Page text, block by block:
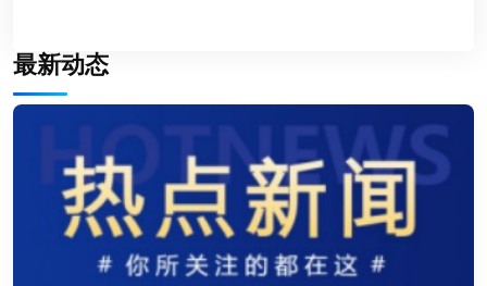
最新动态